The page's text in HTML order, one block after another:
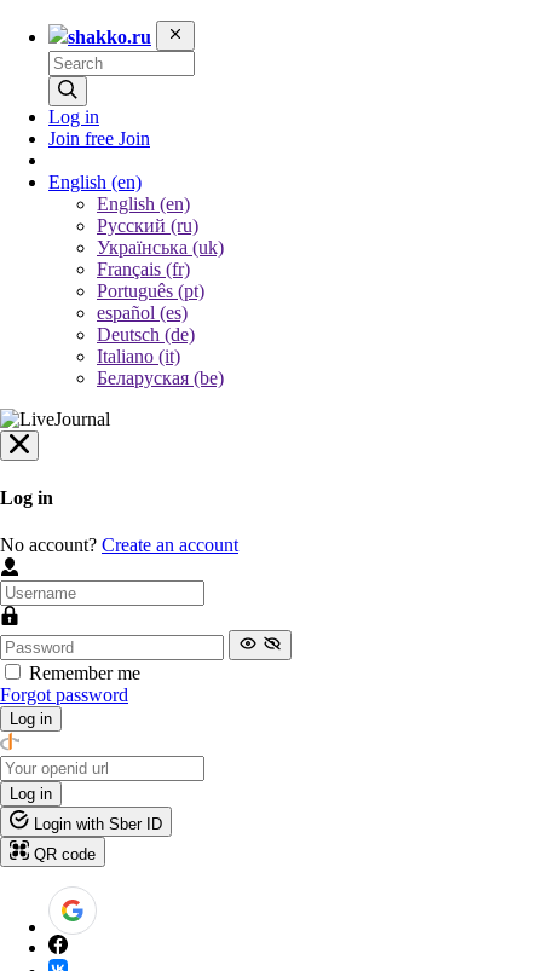
shakko.ru
Log in
Join free Join
English (en)
English (en)
Русский (ru)
Українська (uk)
Français (fr)
Português (pt)
español (es)
Deutsch (de)
Italiano (it)
Беларуская (be)
Log in
No account? Create an account
Remember me
Forgot password
Log in
Log in
Login with Sber ID
QR code